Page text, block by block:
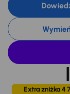
Extra zniżka 4